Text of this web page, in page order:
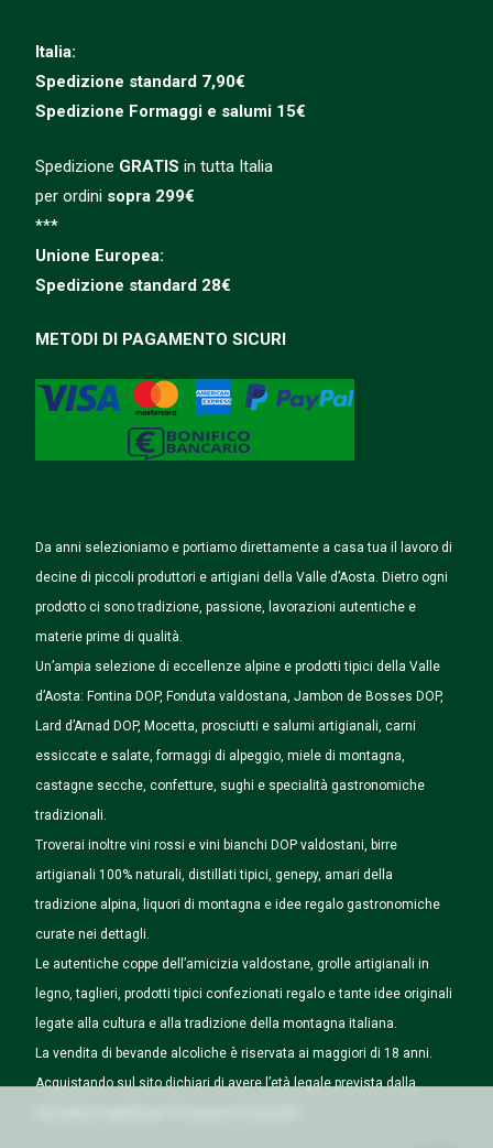
Italia:
Spedizione standard 7,90€
Spedizione Formaggi e salumi 15€
Spedizione GRATIS in tutta Italia
per ordini sopra 299€
***
Unione Europea:
Spedizione standard 28€
METODI DI PAGAMENTO SICURI
Da anni selezioniamo e portiamo direttamente a casa tua il lavoro di
decine di piccoli produttori e artigiani della Valle d’Aosta. Dietro ogni
prodotto ci sono tradizione, passione, lavorazioni autentiche e
materie prime di qualità.
Un’ampia selezione di eccellenze alpine e prodotti tipici della Valle
d’Aosta: Fontina DOP, Fonduta valdostana, Jambon de Bosses DOP,
Lard d’Arnad DOP, Mocetta, prosciutti e salumi artigianali, carni
essiccate e salate, formaggi di alpeggio, miele di montagna,
castagne secche, confetture, sughi e specialità gastronomiche
tradizionali.
Troverai inoltre vini rossi e vini bianchi DOP valdostani, birre
artigianali 100% naturali, distillati tipici, genepy, amari della
tradizione alpina, liquori di montagna e idee regalo gastronomiche
curate nei dettagli.
Le autentiche coppe dell’amicizia valdostane, grolle artigianali in
legno, taglieri, prodotti tipici confezionati regalo e tante idee originali
legate alla cultura e alla tradizione della montagna italiana.
La vendita di bevande alcoliche è riservata ai maggiori di 18 anni.
Acquistando sul sito dichiari di avere l’età legale prevista dalla